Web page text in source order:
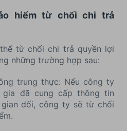
hiểm từ chối chi trả
từ chối chi trả quyền lợi
những trường hợp sau:
trung thực: Nếu công ty
gia đã cung cấp thông tin
dối, công ty sẽ từ chối